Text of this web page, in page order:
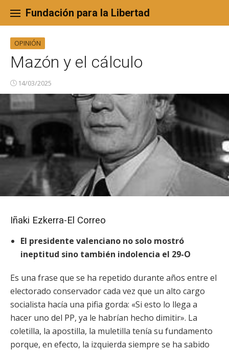
content
Fundación para la Libertad
OPINIÓN
Mazón y el cálculo
14/03/2025
Iñaki Ezkerra-El Correo
El presidente valenciano no solo mostró
ineptitud sino también indolencia el 29-O
Es una frase que se ha repetido durante años entre el
electorado conservador cada vez que un alto cargo
socialista hacía una pifia gorda: «Si esto lo llega a
hacer uno del PP, ya le habrían hecho dimitir». La
coletilla, la apostilla, la muletilla tenía su fundamento
porque, en efecto, la izquierda siempre se ha sabido